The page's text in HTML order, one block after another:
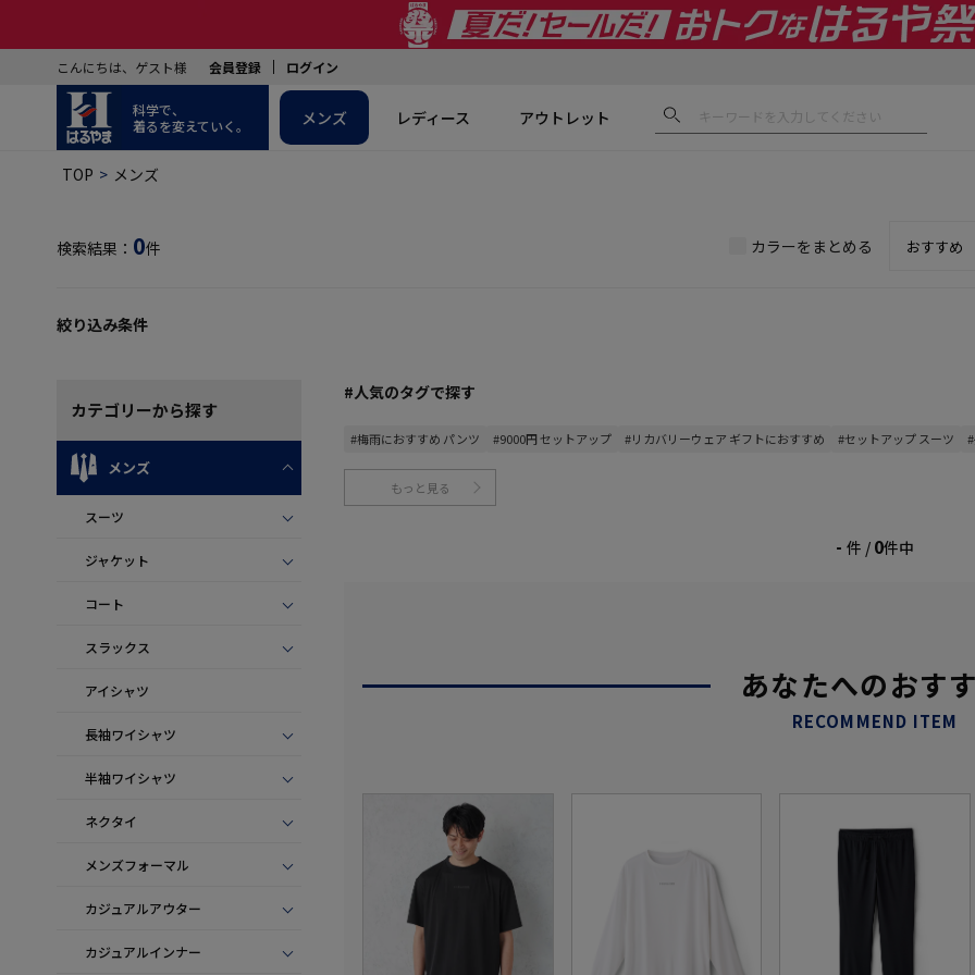
こんにちは、ゲスト様 会員登録 ログイン
科学で、
着るを変えていく。
メンズ レディース アウトレット
TOP メンズ
検索結果： 0件 カラーをまとめる
絞り込み条件
カテゴリーから探す
メンズ
スーツ
ジャケット
コート
スラックス
アイシャツ
長袖ワイシャツ
半袖ワイシャツ
ネクタイ
メンズフォーマル
カジュアルアウター
カジュアルインナー
#人気のタグで探す
#梅雨におすすめ パンツ #9000円 セットアップ #リカバリーウェア ギフトにおすすめ #セットアップ スーツ
もっと見る
- 件 / 0件中
あなたへのおす
RECOMMEND ITEM